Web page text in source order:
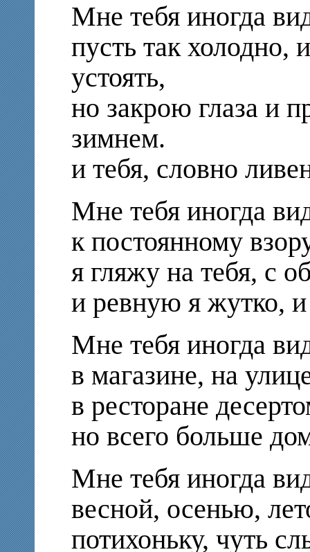
Мне тебя иногда
пусть так холодно,
устоять,
но закрою глаза и
зимнем.
и тебя, словно
Мне тебя иногда
к постоянному
я гляжу на тебя, с
и ревную я жутко, и
Мне тебя иногда
в магазине, на
в ресторане
но всего больше
Мне тебя иногда
весной, осенью,
потихоньку, чуть